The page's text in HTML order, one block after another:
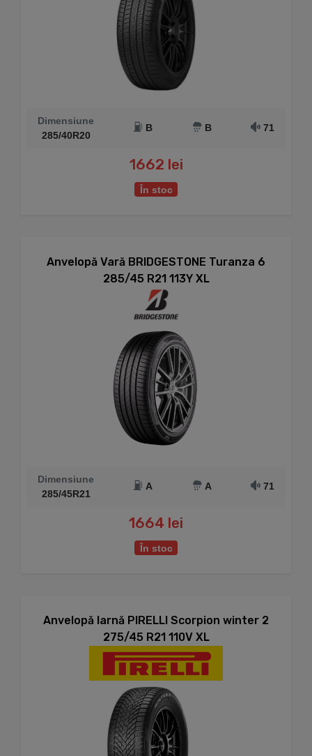
Dimensiune
285/40R20
B B 71
1662 lei
În stoc
Anvelopă Vară BRIDGESTONE Turanza 6
285/45 R21 113Y XL
Dimensiune
285/45R21
A A 71
1664 lei
În stoc
Anvelopă Iarnă PIRELLI Scorpion winter 2
275/45 R21 110V XL